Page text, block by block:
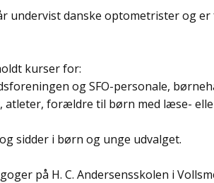
undervist danske optometrister og
kurser for:
og SFO-personale,
atleter, forældre til børn med læse-
sidder i børn og unge udvalget.
på H. C. Andersensskolen i